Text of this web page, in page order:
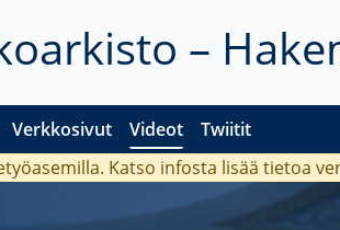
–
Verkkosivut Videot Twiitit
Katso infosta lisää tietoa